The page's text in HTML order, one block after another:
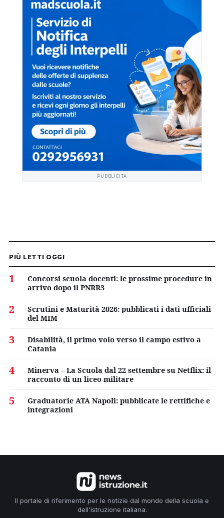
PUBBLICITÀ
PIÙ LETTI OGGI
1
Concorsi scuola docenti: le prossime procedure in
arrivo dopo il PNRR3
2
Scrutini e Maturità 2026: pubblicati i dati ufficiali
del MIM
3
Disabilità, il primo volo verso il campo estivo a
Catania
4
Minerva – La Scuola dal 22 settembre su Netflix: il
racconto di un liceo militare
5
Graduatorie ATA Napoli: pubblicate le rettifiche e
integrazioni
Il portale di riferimento per le notizie dal mondo della scuola e
dell'istruzione italiana.